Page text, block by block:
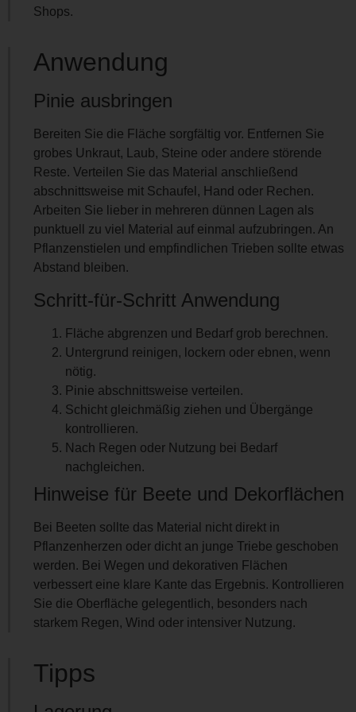
Shops.
Anwendung
Pinie ausbringen
Bereiten Sie die Fläche sorgfältig vor. Entfernen Sie
grobes Unkraut, Laub, Steine oder andere störende
Reste. Verteilen Sie das Material anschließend
abschnittsweise mit Schaufel, Hand oder Rechen.
Arbeiten Sie lieber in mehreren dünnen Lagen als
punktuell zu viel Material auf einmal aufzubringen. An
Pflanzenstielen und empfindlichen Trieben sollte etwas
Abstand bleiben.
Schritt-für-Schritt Anwendung
Fläche abgrenzen und Bedarf grob berechnen.
Untergrund reinigen, lockern oder ebnen, wenn
nötig.
Pinie abschnittsweise verteilen.
Schicht gleichmäßig ziehen und Übergänge
kontrollieren.
Nach Regen oder Nutzung bei Bedarf
nachgleichen.
Hinweise für Beete und Dekorflächen
Bei Beeten sollte das Material nicht direkt in
Pflanzenherzen oder dicht an junge Triebe geschoben
werden. Bei Wegen und dekorativen Flächen
verbessert eine klare Kante das Ergebnis. Kontrollieren
Sie die Oberfläche gelegentlich, besonders nach
starkem Regen, Wind oder intensiver Nutzung.
Tipps